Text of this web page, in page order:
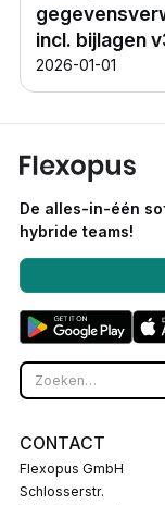
incl. bijlagen
2026-01-01
De alles-in-één
hybride teams!
CONTACT
Flexopus GmbH
Schlosserstr.